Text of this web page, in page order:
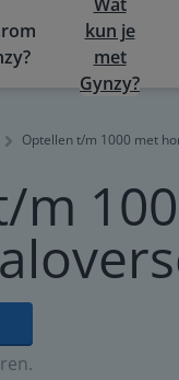
kun je
met
Gynzy?
Optellen t/m 1000 met
m